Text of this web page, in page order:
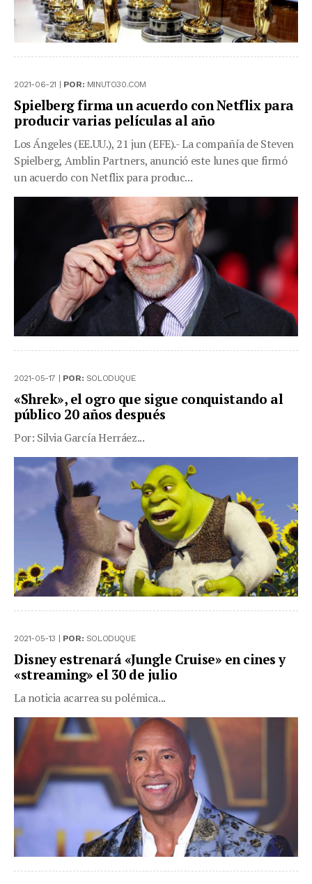
2021-06-21 | POR: MINUTO30.COM
Spielberg firma un acuerdo con Netflix para
producir varias películas al año
Los Ángeles (EE.UU.), 21 jun (EFE).- La compañía de Steven
Spielberg, Amblin Partners, anunció este lunes que firmó
un acuerdo con Netflix para produc...
2021-05-17 | POR: SOLODUQUE
«Shrek», el ogro que sigue conquistando al
público 20 años después
Por: Silvia García Herráez...
2021-05-13 | POR: SOLODUQUE
Disney estrenará «Jungle Cruise» en cines y
«streaming» el 30 de julio
La noticia acarrea su polémica...